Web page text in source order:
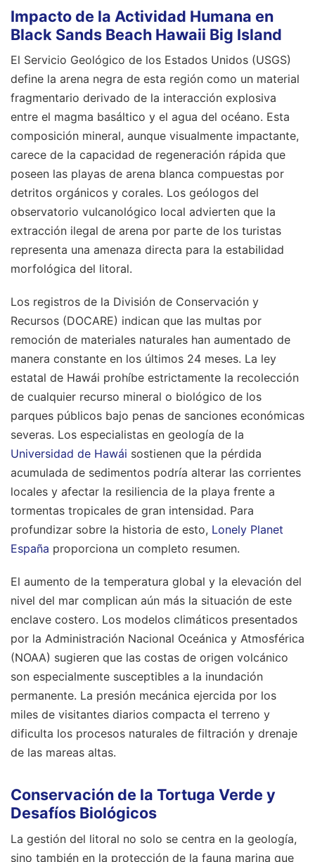
Impacto de la Actividad Humana en
Black Sands Beach Hawaii Big Island
El Servicio Geológico de los Estados Unidos (USGS)
define la arena negra de esta región como un material
fragmentario derivado de la interacción explosiva
entre el magma basáltico y el agua del océano. Esta
composición mineral, aunque visualmente impactante,
carece de la capacidad de regeneración rápida que
poseen las playas de arena blanca compuestas por
detritos orgánicos y corales. Los geólogos del
observatorio vulcanológico local advierten que la
extracción ilegal de arena por parte de los turistas
representa una amenaza directa para la estabilidad
morfológica del litoral.
Los registros de la División de Conservación y
Recursos (DOCARE) indican que las multas por
remoción de materiales naturales han aumentado de
manera constante en los últimos 24 meses. La ley
estatal de Hawái prohíbe estrictamente la recolección
de cualquier recurso mineral o biológico de los
parques públicos bajo penas de sanciones económicas
severas. Los especialistas en geología de la
Universidad de Hawái sostienen que la pérdida
acumulada de sedimentos podría alterar las corrientes
locales y afectar la resiliencia de la playa frente a
tormentas tropicales de gran intensidad. Para
profundizar sobre la historia de esto, Lonely Planet
España proporciona un completo resumen.
El aumento de la temperatura global y la elevación del
nivel del mar complican aún más la situación de este
enclave costero. Los modelos climáticos presentados
por la Administración Nacional Oceánica y Atmosférica
(NOAA) sugieren que las costas de origen volcánico
son especialmente susceptibles a la inundación
permanente. La presión mecánica ejercida por los
miles de visitantes diarios compacta el terreno y
dificulta los procesos naturales de filtración y drenaje
de las mareas altas.
Conservación de la Tortuga Verde y
Desafíos Biológicos
La gestión del litoral no solo se centra en la geología,
sino también en la protección de la fauna marina que